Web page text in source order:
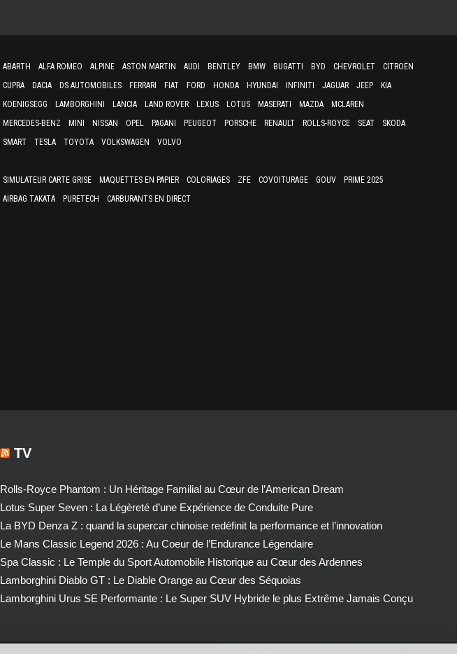
ABARTH ALFA ROMEO ALPINE ASTON MARTIN AUDI BENTLEY BMW BUGATTI BYD CHEVROLET
CITROËN
CUPRA
DACIA DS AUTOMOBILES FERRARI FIAT FORD HONDA HYUNDAI INFINITI JAGUAR JEEP
KIA
KOENIGSEGG
LAMBORGHINI LANCIA LAND ROVER LEXUS LOTUS MASERATI MAZDA
MCLAREN
MERCEDES-BENZ
MINI NISSAN OPEL PAGANI PEUGEOT PORSCHE RENAULT ROLLS-ROYCE SEAT
SKODA
SMART
TESLA TOYOTA VOLKSWAGEN VOLVO
SIMULATEUR CARTE GRISE MAQUETTES EN PAPIER COLORIAGES ZFE COVOITURAGE GOUV
PRIME 2025
AIRBAG TAKATA
PURETECH CARBURANTS EN DIRECT
TV
Rolls-Royce Phantom : Un Héritage Familial au Cœur de l’American Dream
Lotus Super Seven : La Légèreté d’une Expérience de Conduite Pure
La BYD Denza Z : quand la supercar chinoise redéfinit la performance et l’innovation
Le Mans Classic Legend 2026 : Au Coeur de l’Endurance Légendaire
Spa Classic : Le Temple du Sport Automobile Historique au Cœur des Ardennes
Lamborghini Diablo GT : Le Diable Orange au Cœur des Séquoias
Lamborghini Urus SE Performante : Le Super SUV Hybride le plus Extrême Jamais Conçu